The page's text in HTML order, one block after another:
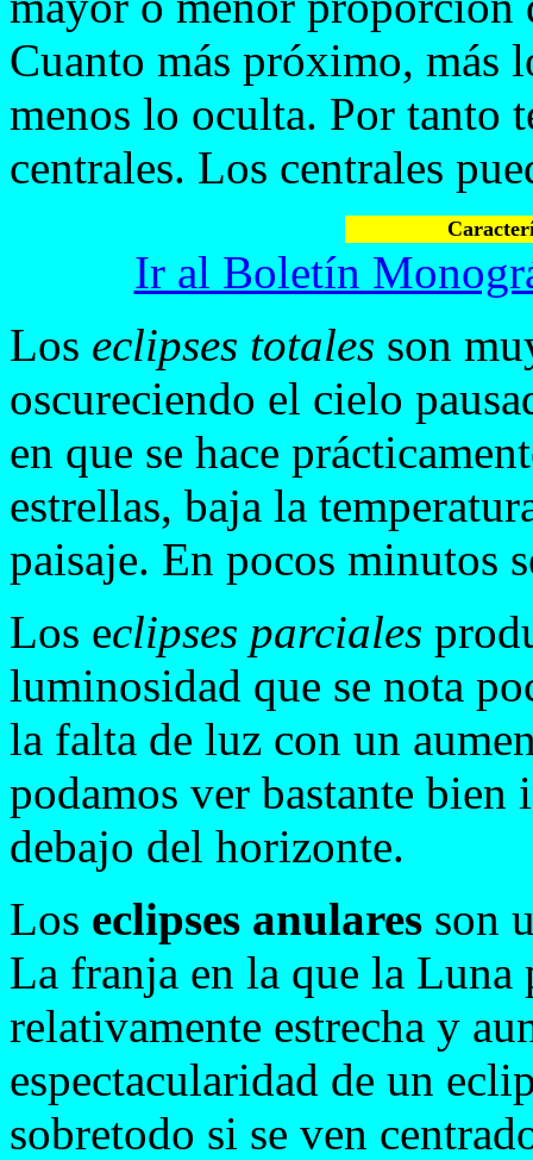
Cuanto más próximo, más
menos lo oculta. Por tanto
centrales. Los centrales
Ir al Boletín
Los eclipses totales son
oscureciendo el cielo
en que se hace
estrellas, baja la
paisaje. En pocos minutos
Los eclipses parciales
luminosidad que se nota
la falta de luz con un
podamos ver bastante
debajo del horizonte.
Los eclipses anulares son
La franja en la que la Luna
relativamente estrecha y
espectacularidad de un
sobretodo si se ven